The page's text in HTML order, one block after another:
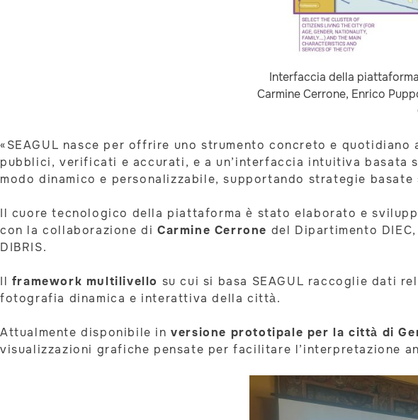
Interfaccia della
Carmine Cerrone, Enrico
«SEAGUL nasce per offrire uno strumento concreto e
pubblici, verificati e accurati, e a un’interfaccia intuitiva
modo dinamico e personalizzabile, supportando strategie
Il cuore tecnologico della piattaforma è stato elaborato e
con la collaborazione diCarmine Cerrone del Dipartimento DIEC,
DIBRIS.
Il framework multilivello su cui si basa SEAGUL raccoglie dati
fotografia dinamica e interattiva della città.
Attualmente disponibile inversione prototipale per la città di
visualizzazioni grafiche pensate per facilitare l’interpretazione